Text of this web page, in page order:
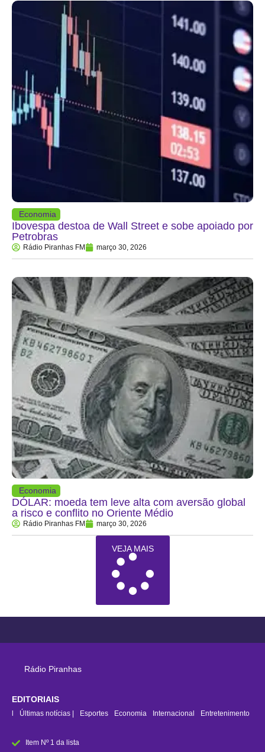
Economia
Ibovespa destoa de Wall Street e sobe apoiado por
Petrobras
Rádio Piranhas FM março 30, 2026
Economia
DÓLAR: moeda tem leve alta com aversão global
a risco e conflito no Oriente Médio
Rádio Piranhas FM março 30, 2026
VEJA MAIS
Rádio Piranhas
EDITORIAIS
Últimas notícias | Esportes Economia Internacional Entretenimento
Item Nº 1 da lista